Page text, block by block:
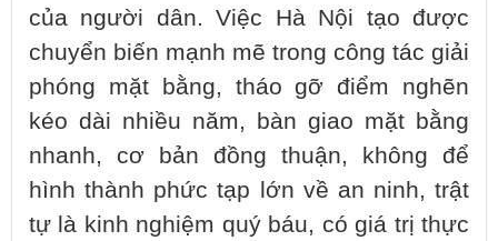
của người dân. Việc Hà Nội tạo được
chuyển biến mạnh mẽ trong công tác giải
phóng mặt bằng, tháo gỡ điểm nghẽn
kéo dài nhiều năm, bàn giao mặt bằng
nhanh, cơ bản đồng thuận, không để
hình thành phức tạp lớn về an ninh, trật
tự là kinh nghiệm quý báu, có giá trị thực